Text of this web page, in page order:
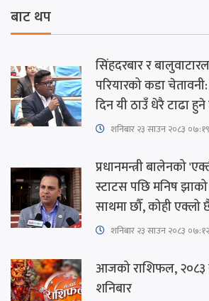
बाट थप
सिंहदरबार र
परियारको कडा
दिन यी ठाउँ धेरै टाढा
शनिबार २३ साउन २०८३
प्रधानमन्त्री बालेनको
स्टाटस पछि मनिष
साथमा छौँ, कोही एक्लो
शनिबार २३ साउन २०८३
आजको राशिफल, २०८३
शनिबार